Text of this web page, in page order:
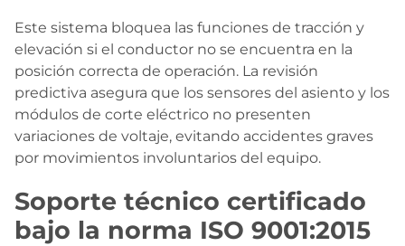
Este sistema bloquea las funciones de tracción y
elevación si el conductor no se encuentra en la
posición correcta de operación. La revisión
predictiva asegura que los sensores del asiento y los
módulos de corte eléctrico no presenten
variaciones de voltaje, evitando accidentes graves
por movimientos involuntarios del equipo.
Soporte técnico certificado
bajo la norma ISO 9001:2015